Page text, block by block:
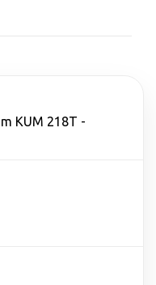
KUM 218T -